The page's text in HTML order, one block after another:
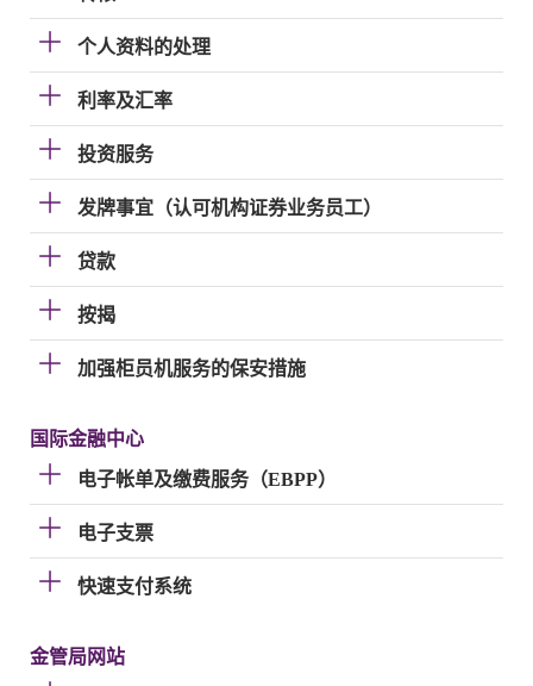
个人资料的处理
利率及汇率
投资服务
发牌事宜（认可机构证券业务员工）
贷款
按揭
加强柜员机服务的保安措施
国际金融中心
电子帐单及缴费服务（EBPP）
电子支票
快速支付系统
金管局网站